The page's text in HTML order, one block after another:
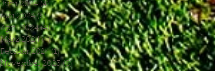
Juni 2024 (4)4 Beiträge
Mai 2024 (5)5 Beiträge
April 2024 (4)4 Beiträge
März 2024 (4)4 Beiträge
Februar 2024 (1)1 Beitrag
November 2023 (8) 8 Beiträge